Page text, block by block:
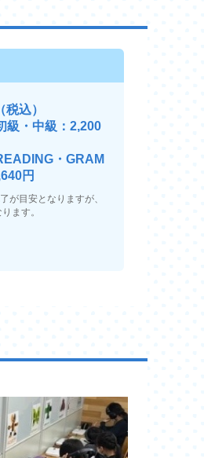
税込）
級・中級：2,200
・GRAM
円
が目安となりますが、
ます。